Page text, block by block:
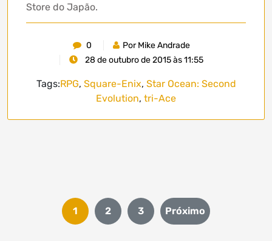
Store do Japão.
0
Por Mike Andrade
28 de outubro de 2015 às 11:55
Tags:RPG, Square-Enix, Star Ocean: Second
Evolution, tri-Ace
Paginação
de
1 2 3 Próximo